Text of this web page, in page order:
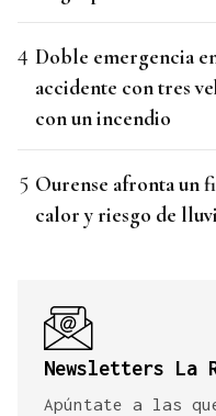
Doble emergencia
accidente con tres
con un incendio
Ourense afronta un
calor y riesgo de
Newsletters La
Apúntate a las